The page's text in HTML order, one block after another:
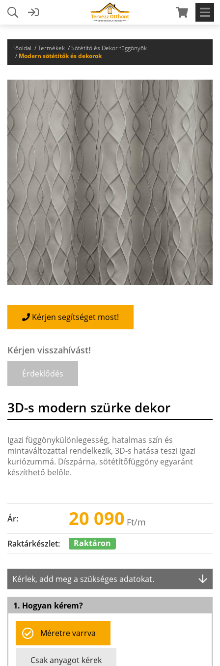
Főoldal Termékek
Sötétítő és Dekor függönyök
Modern sötétítők és dekorok
Kérjen segítséget most!
Kérjen visszahívást!
Érdeklődés
3D-s modern szürke dekor
Igazi függönykülönlegesség, hatalmas szín és
mintaváltozattal rendelkezik, 3D-s hatása teszi igazi
kuriózummá. Díszpárna, sötétítőfüggöny egyaránt
készíthető belőle.
Ár: 20 090 Ft/m
Raktárkészlet: Raktáron
Kérlek, add meg a szükséges adatokat.
1. Hogyan kérem?
Méretre varrva
Csak anyagot kérek